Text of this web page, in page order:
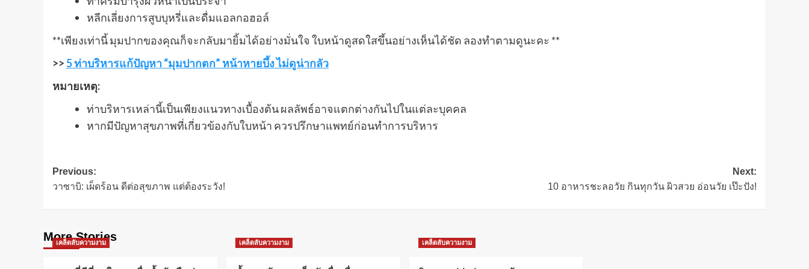
หลีกเลี่ยงการสูบบุหรี่และดื่มแอลกอฮอล์
**เพียงเท่านี้ มุมปากของคุณก็จะกลับมายิ้มได้อย่างมั่นใจ ใบหน้าดูสดใสขึ้นอย่างเห็นได้ชัด ลองทำตามดูนะคะ **
>>5 ท่าบริหารแก้ปัญหา “มุมปากตก” หน้าหายบึ้ง ไม่ดูน่ากลัว
หมายเหตุ:
ท่าบริหารเหล่านี้เป็นเพียงแนวทางเบื้องต้น ผลลัพธ์อาจแตกต่างกันไปในแต่ละบุคคล
หากมีปัญหาสุขภาพที่เกี่ยวข้องกับใบหน้า ควรปรึกษาแพทย์ก่อนทำการบริหาร
Post
navigation
Previous:
วาซาบิ: เผ็ดร้อน ดีต่อสุขภาพ แต่ต้องระวัง!
Next:
10 อาหารชะลอวัย กินทุกวัน ผิวสวย อ่อนวัย เป๊ะปัง!
More Stories
เคล็ดลับความงาม เคล็ดลับความงาม เคล็ดลับความงาม